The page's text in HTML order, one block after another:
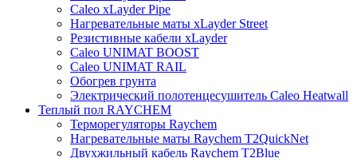
Caleo xLayder Pipe
Нагревательные маты xLayder Street
Резистивные кабели xLayder
Caleo UNIMAT BOOST
Caleo UNIMAT RAIL
Обогрев грунта
Электрический полотенцесушитель Caleo Heatwall
Теплый пол RAYCHEM
Терморегуляторы Raychem
Нагревательные маты Raychem T2QuickNet
Двухжильный кабель Raychem T2Blue